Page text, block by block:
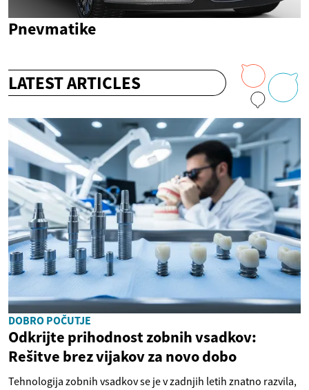
Pnevmatike
LATEST ARTICLES
DOBRO POČUTJE
Odkrijte prihodnost zobnih vsadkov:
Rešitve brez vijakov za novo dobo
Tehnologija zobnih vsadkov se je v zadnjih letih znatno razvila,